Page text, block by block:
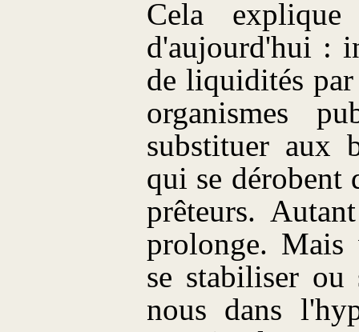
Cela
d'aujourd'hui :
de liquidités par
organismes
substituer aux
qui se dérobent
prêteurs.
prolonge. Mais
se stabiliser ou
nous dans